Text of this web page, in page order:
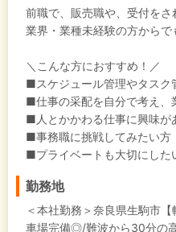
前職で、販売職や、受付をさ
業界・業種未経験の方からで
＼こんな方におすすめ！／
■スケジュール管理やタスク
■仕事の采配を自分で考え、
■人とかかわる仕事に興味が
■事務職に挑戦してみたい方
■プライベートも大切にした
勤務地
＜本社勤務＞奈良県生駒市
車場完備◎/難波から30分の高